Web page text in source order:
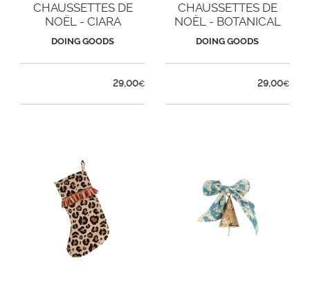
CHAUSSETTES DE
NOËL - CIARA
DOING GOODS
29,00€
CHAUSSETTES DE
NOËL - BOTANICAL
DOING GOODS
29,00€